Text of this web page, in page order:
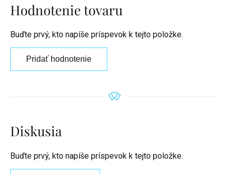
Hodnotenie tovaru
Buďte prvý, kto napíše príspevok k tejto položke.
Pridať hodnotenie
Diskusia
Buďte prvý, kto napíše príspevok k tejto položke.